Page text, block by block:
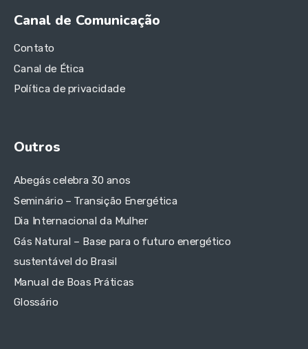
Canal de Comunicação
Contato
Canal de Ética
Política de privacidade
Outros
Abegás celebra 30 anos
Seminário – Transição Energética
Dia Internacional da Mulher
Gás Natural – Base para o futuro energético
sustentável do Brasil
Manual de Boas Práticas
Glossário